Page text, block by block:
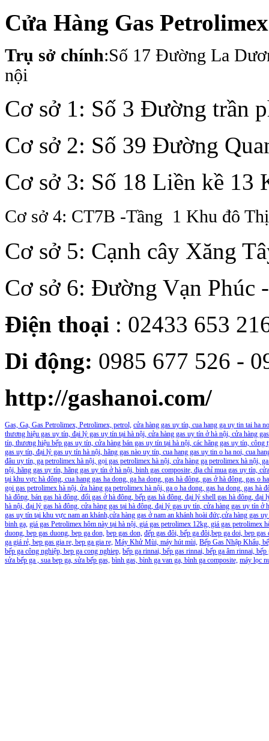
Cửa Hàng Gas
Trụ sở chính:Số 17 Đường La
nội
Cơ sở 1: Số 3 Đường trần
Cơ sở 2: Số 39 Đường
Cơ sở 3: Số 18 Liền kề
Cơ sở 4: CT7B -Tầng 1 Khu đô
Cơ sở 5: Cạnh cây Xăng
Cơ sở 6: Đường Vạn Phúc
Điện thoại : 02433 653
Di động: 0985 677 526 -
http://gashanoi.com/
Gas, Ga, Gas Petrolimex, Petrolimex, petrol, cửa hàng gas uy tín, cua hang ga uy tin tai ha
thương hiệu gas uy tín, đại lý gas uy tín tại hà nội, cửa hàng gas uy tín ở hà nội, cửa hàng
tín, thương hiệu bếp gas uy tín, cửa hàng bán gas uy tín tại hà nội, các hãng gas uy tín,
gas uy tín, đại lý gas uy tín hà nội, hãng gas nào uy tín, cua hang gas uy tin o ha noi, cua
đâu uy tín, ga petrolimex hà nội, gọi gas petrolimex hà nội, cửa hàng ga petrolimex hà nội,
nội, hãng gas uy tín, hãng gas uy tín ở hà nội, binh gas composite, địa chỉ mua gas uy tín,
tại khu vực hà đông, cua hang gas ha dong, ga ha dong, gas hà đông, gas ở hà đông, gas
gọi gas petrolimex hà nội, ửa hàng ga petrolimex hà nội, ga o ha dong, gas ha dong, gas
hà đông, bán gas hà đông, đổi gas ở hà đông, bếp gas hà đông, đại lý shell gas hà đông,
hà nội, đại lý gas hà đông, cửa hàng gas tại hà đông, đại lý gas uy tín, cửa hàng gas uy tín
gas uy tín tại khu vực nam an khánh,cửa hàng gas ở nam an khánh hoài đức,cửa hàng gas
binh ga, giá gas Petrolimex hôm này tại hà nội, giá gas petrolimex 12kg, giá gas petrolimex
duong, bep gas duong, bep ga don, bep gas don, đếp gas đôi, bếp ga đôi,bep ga doi, bep
ga giá rẻ, bep gas gia re, bep ga gia re, Máy Khử Mùi, máy hút mùi, Bếp Gas Nhập Khẩu,
bếp ga công nghiệp, bep ga cong nghiep, bếp ga rinnai, bếp gas rinnai, bếp ga âm rinnai, bếp
sửa bếp ga , sua bep ga, sửa bếp gas, bình gas, bình ga van ga, bình ga composite, máy lọc